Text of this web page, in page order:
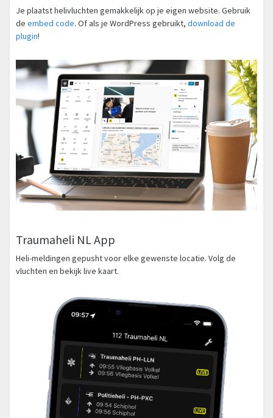
Je plaatst helivluchten gemakkelijk op je eigen website. Gebruik
de embed code. Of als je WordPress gebruikt, download de
plugin!
Traumaheli NL App
Heli-meldingen gepusht voor elke gewenste locatie. Volg de
vluchten en bekijk live kaart.